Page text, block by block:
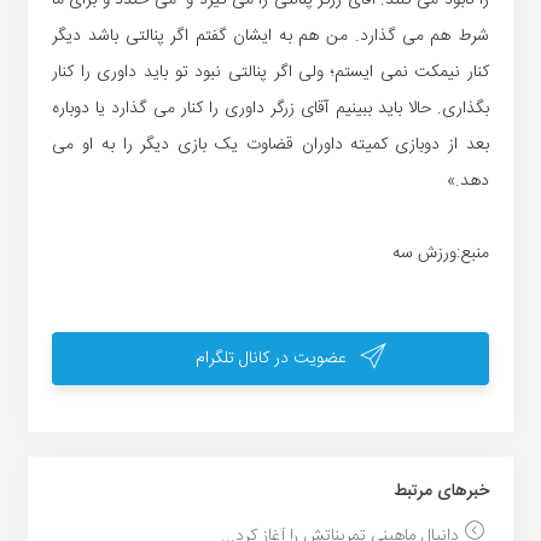
شرط هم می گذارد. من هم به ایشان گفتم اگر پنالتی باشد دیگر
کنار نیمکت نمی ایستم؛ ولی اگر پنالتی نبود تو باید داوری را کنار
بگذاری. حالا باید ببینیم آقای زرگر داوری را کنار می گذارد یا دوباره
بعد از دوبازی کمیته داوران قضاوت یک بازی دیگر را به او می
دهد.»
منبع:ورزش سه
عضویت در کانال تلگرام
خبر‌های مرتبط